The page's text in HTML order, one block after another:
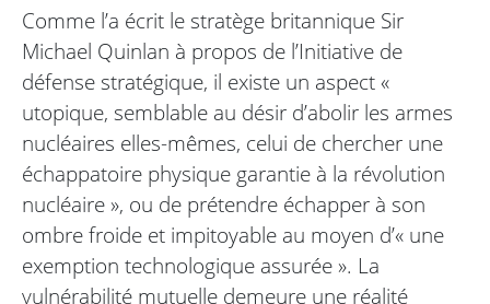
Comme l’a écrit le stratège britannique Sir
Michael Quinlan à propos de l’Initiative de
défense stratégique, il existe un aspect «
utopique, semblable au désir d’abolir les armes
nucléaires elles-mêmes, celui de chercher une
échappatoire physique garantie à la révolution
nucléaire », ou de prétendre échapper à son
ombre froide et impitoyable au moyen d’« une
exemption technologique assurée ». La
vulnérabilité mutuelle demeure une réalité